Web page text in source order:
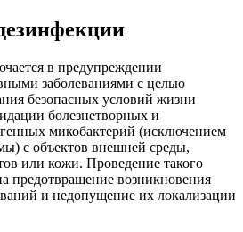
в предупреждении
заболеваниями с целью
безопасных условий жизни
болезнетворных и
микобактерий (исключением
с объектов внешней среды,
или кожи. Проведение такого
предотвращение возникновения
и недопущение их локализации